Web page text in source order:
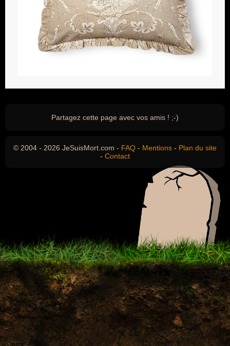
Partagez cette page avec vos amis ! ;-)
© 2004 - 2026 JeSuisMort.com - FAQ - Mentions - Plan du site
- Contact